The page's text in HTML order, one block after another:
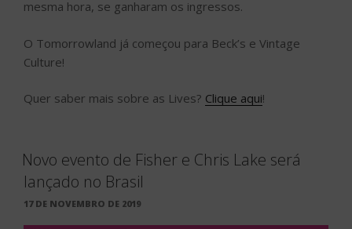
mesma hora, se ganharam os ingressos.
O Tomorrowland já começou para Beck’s e Vintage
Culture!
Quer saber mais sobre as Lives? Clique aqui!
Novo evento de Fisher e Chris Lake será
lançado no Brasil
PUBLICADO
17 DE NOVEMBRO DE 2019